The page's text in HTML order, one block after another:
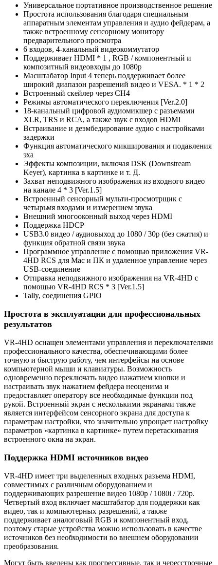
Универсальное портативное производственное решение
Простота использования благодаря специальным
аппаратным элементам управления и аудио фейдерам, а
также встроенному сенсорному монитору
предварительного просмотра
6 входов, 4-канальный видеокоммутатор
Поддерживает HDMI * 1 , RGB / компонентный и
композитный видеовходы до 1080p
Масштабатор Input 4 теперь поддерживает более
широкий диапазон разрешений видео и VESA. * 1 * 2
Встроенный скейлер через CH4
Режимы автоматического переключения [Ver.2.0]
18-канальный цифровой аудиомикшер с разъемами
XLR, TRS и RCA, а также звук с входов HDMI
Встраивание и деэмбедирование аудио с настройками
задержки
Функция автоматического микширования и подавления
эха
Эффекты композиции, включая DSK (Downstream
Keyer), картинка в картинке и т. Д.
Захват неподвижного изображения из входного видео
на канале 4 * 3 [Ver.1.5]
Встроенный сенсорный мульти-просмотрщик с
четырьмя входами и измерением звука
Внешний многооконный выход через HDMI
Поддержка HDCP
USB3.0 видео / аудиовыход до 1080 / 30p (без сжатия) и
функция обратной связи звука
Программное управление с помощью приложения VR-
4HD RCS для Mac и ПК и удаленное управление через
USB-соединение
Отправка неподвижного изображения на VR-4HD с
помощью VR-4HD RCS * 3 [Ver.1.5]
Tally, соединения GPIO
Простота в эксплуатации для профессиональных
результатов
VR-4HD оснащен элементами управления и переключателями
профессионального качества, обеспечивающими более
точную и быструю работу, чем интерфейсы на основе
компьютерной мыши и клавиатуры. Возможность
одновременно переключать видео нажатием кнопки и
настраивать звук нажатием фейдера неоценима и
предоставляет оператору все необходимые функции под
рукой. Встроенный экран с несколькими экранами также
является интерфейсом сенсорного экрана для доступа к
параметрам настройки, что значительно упрощает настройку
параметров «картинка в картинке» путем перетаскивания
встроенного окна на экран.
Поддержка HDMI источников видео
VR-4HD имеет три выделенных входных разъема HDMI,
совместимых с различным оборудованием и
поддерживающих разрешение видео 1080p / 1080i / 720p.
Четвертый вход включает масштабатор для поддержки как
видео, так и компьютерных разрешений, а также
поддерживает аналоговый RGB и компонентный вход,
поэтому старые устройства можно использовать в качестве
источников без необходимости во внешнем оборудовании
преобразования.
Могут быть введены как прогрессивные, так и чересстрочные